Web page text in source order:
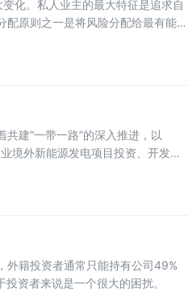
化。私人业主的最大特征是追求自
原则之一是将风险分配给最有能力
建“一带一路”的深入推进，以
境外新能源发电项目投资、开发带
外籍投资者通常只能持有公司49%
资者来说是一个很大的困扰。